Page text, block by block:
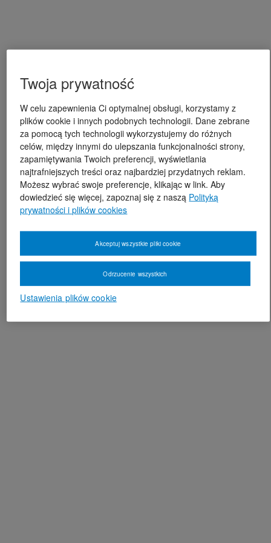
Twoja prywatność
W celu zapewnienia Ci optymalnej obsługi, korzystamy z
plików cookie i innych podobnych technologii. Dane zebrane
za pomocą tych technologii wykorzystujemy do różnych
celów, między innymi do ulepszania funkcjonalności strony,
zapamiętywania Twoich preferencji, wyświetlania
najtrafniejszych treści oraz najbardziej przydatnych reklam.
Możesz wybrać swoje preferencje, klikając w link. Aby
dowiedzieć się więcej, zapoznaj się z naszą Polityką
prywatności i plików cookies
Ustawienia plików cookie
Odrzucenie wszystkich
Akceptuj wszystkie pliki cookie